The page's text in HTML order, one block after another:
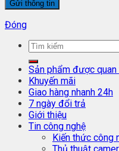
Đóng
Sản phẩm được quan
Khuyến mãi
Giao hàng nhanh 24h
7 ngày đổi trả
Giới thiệu
Tin công nghệ
Kiến thức công